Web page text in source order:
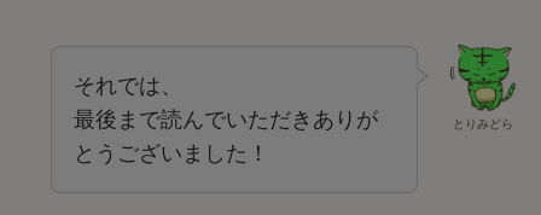
とりみどら
それでは、
最後まで読んでいただきありが
とうございました！